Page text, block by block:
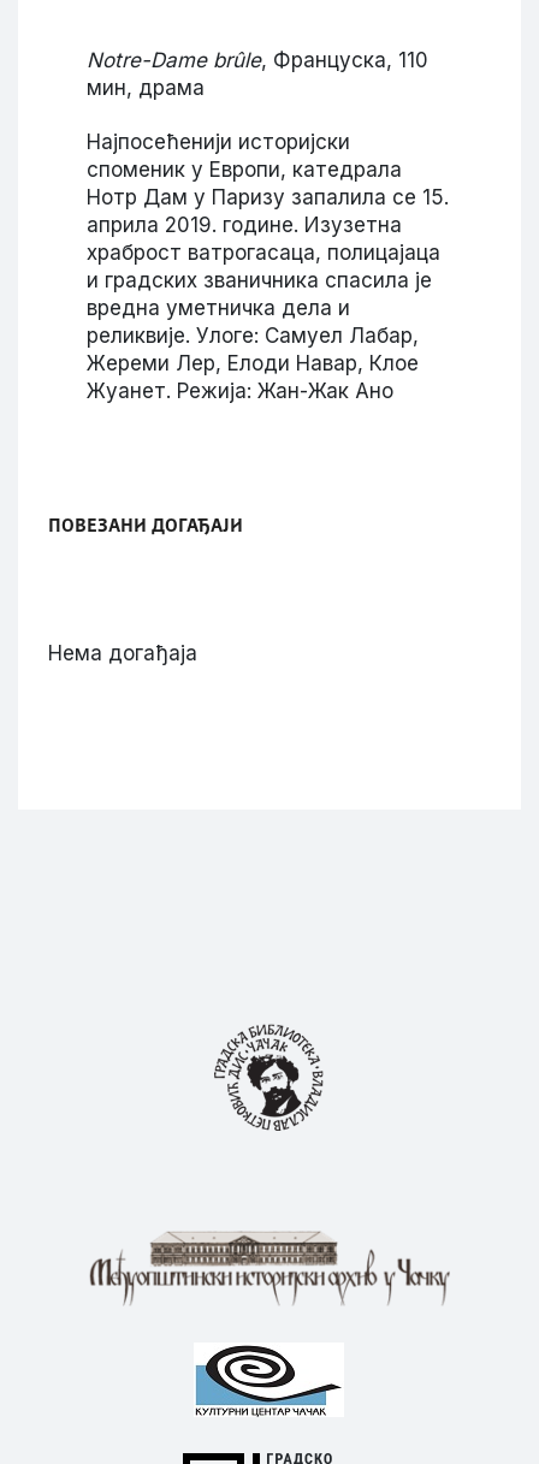
Notre-Dame brûle, Француска, 110
мин, драма
Најпосећенији историјски
споменик у Европи, катедрала
Нотр Дам у Паризу запалила се 15.
априла 2019. године. Изузетна
храброст ватрогасаца, полицајаца
и градских званичника спасила је
вредна уметничка дела и
реликвије. Улоге: Самуел Лабар,
Жереми Лер, Елоди Навар, Клое
Жуанет. Режија: Жан-Жак Ано
ПОВЕЗАНИ ДОГАЂАЈИ
Нема догађаја